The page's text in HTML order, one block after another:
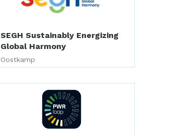
SEGH Sustainably Energizing
Global Harmony
Oostkamp